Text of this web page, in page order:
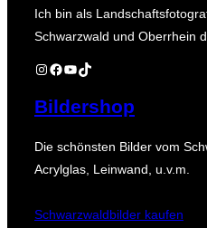
Ich bin als
Schwarzwald und Oberrhein
Instagram
Facebook
YouTube
TikTok
Bildershop
Die schönsten Bilder vom
Acrylglas, Leinwand, u.v.m.
Schwarzwaldbilder kaufen